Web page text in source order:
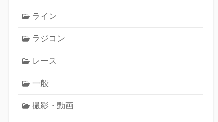
ライン
ラジコン
レース
一般
撮影・動画